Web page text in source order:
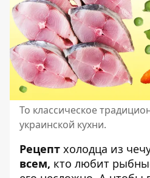
То классическое
украинской кухни.
Рецепт холодца из
всем, кто любит